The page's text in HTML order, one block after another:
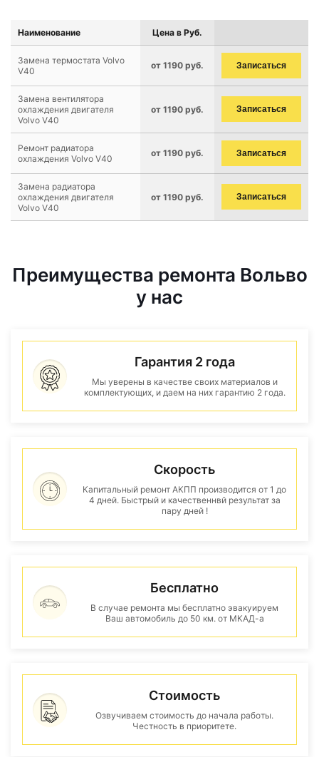
Наименование Цена в Руб.
Замена термостата Volvo
V40
от 1190 руб. Записаться
Замена вентилятора
охлаждения двигателя
Volvo V40
от 1190 руб. Записаться
Ремонт радиатора
охлаждения Volvo V40
от 1190 руб. Записаться
Замена радиатора
охлаждения двигателя
Volvo V40
от 1190 руб. Записаться
Преимущества ремонта Вольво
у нас
Гарантия 2 года
Мы уверены в качестве своих материалов и
комплектующих, и даем на них гарантию 2 года.
Скорость
Капитальный ремонт АКПП производится от 1 до
4 дней. Быстрый и качественнвй результат за
пару дней !
Бесплатно
В случае ремонта мы бесплатно эвакуируем
Ваш автомобиль до 50 км. от МКАД-а
Стоимость
Озвучиваем стоимость до начала работы.
Честность в приоритете.